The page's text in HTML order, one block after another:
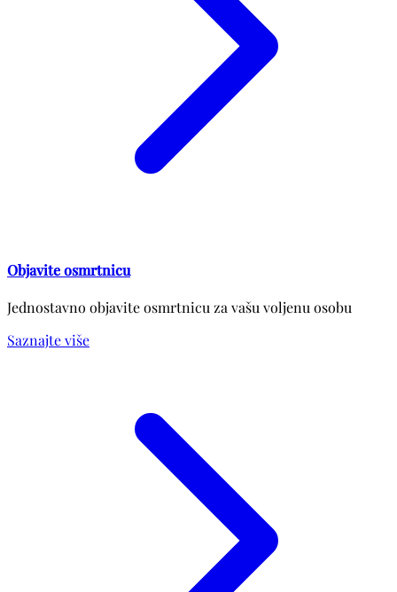
Objavite osmrtnicu
Jednostavno objavite osmrtnicu za vašu voljenu osobu
Saznajte više